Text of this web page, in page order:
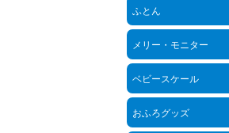
ふとん
メリー・モニター
ベビースケール
おふろグッズ